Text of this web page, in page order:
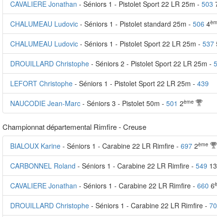
CAVALIERE Jonathan - Séniors 1 - Pistolet Sport 22 LR 25m - 503
CHALUMEAU Ludovic - Séniors 1 - Pistolet standard 25m - 506 4
CHALUMEAU Ludovic - Séniors 1 - Pistolet Sport 22 LR 25m - 537
DROUILLARD Christophe - Séniors 2 - Pistolet Sport 22 LR 25m -
LEFORT Christophe - Séniors 1 - Pistolet Sport 22 LR 25m - 439
NAUCODIE Jean-Marc - Séniors 3 - Pistolet 50m - 501 2ème
Championnat départemental Rimfire - Creuse
BIALOUX Karine - Séniors 1 - Carabine 22 LR Rimfire - 697 2ème
CARBONNEL Roland - Séniors 1 - Carabine 22 LR Rimfire - 549 13
CAVALIERE Jonathan - Séniors 1 - Carabine 22 LR Rimfire - 660 6
DROUILLARD Christophe - Séniors 1 - Carabine 22 LR Rimfire -